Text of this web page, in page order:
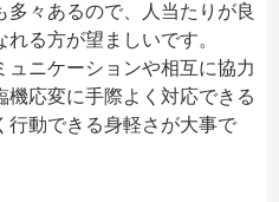
々あるので、人当たりが良
る方が望ましいです。
ニケーションや相互に協力
機応変に手際よく対応できる
行動できる身軽さが大事で